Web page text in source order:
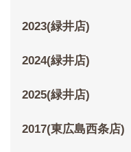
2023(緑井店)
2024(緑井店)
2025(緑井店)
2017(東広島西条店)